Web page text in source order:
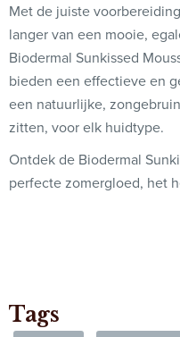
Met de juiste
langer van een mooie,
Biodermal Sunkissed
bieden een effectieve en
een natuurlijke,
zitten, voor elk huidtype.
Ontdek de Biodermal
perfecte zomergloed, het
Tags